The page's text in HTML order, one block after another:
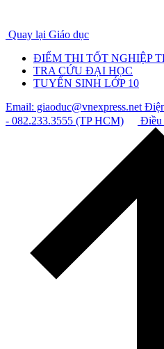
Quay lại Giáo dục
ĐIỂM THI TỐT NGHIỆP
TRA CỨU ĐẠI HỌC
TUYỂN SINH LỚP 10
Email: giaoduc@vnexpress.net
- 082.233.3555 (TP HCM)
Điều